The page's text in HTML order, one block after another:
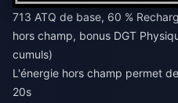
713 ATQ de base, 60 %
hors champ, bonus DGT
cumuls)
L'énergie hors champ permet
20s